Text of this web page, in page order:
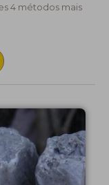
4 métodos mais